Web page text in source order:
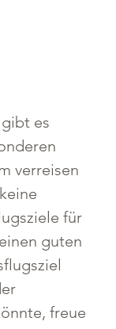
es
verreisen
für
guten
freue